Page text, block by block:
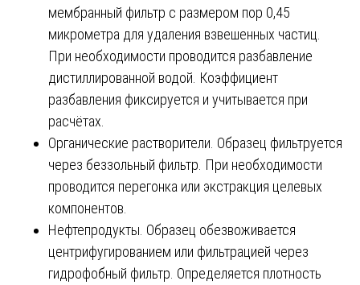
мембранный фильтр с размером пор 0,45
микрометра для удаления взвешенных частиц.
При необходимости проводится разбавление
дистиллированной водой. Коэффициент
разбавления фиксируется и учитывается при
расчётах.
Органические растворители. Образец фильтруется
через беззольный фильтр. При необходимости
проводится перегонка или экстракция целевых
компонентов.
Нефтепродукты. Образец обезвоживается
центрифугированием или фильтрацией через
гидрофобный фильтр. Определяется плотность